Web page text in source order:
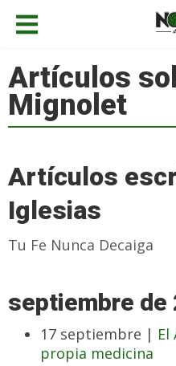
Artículos
Mignolet
Artículos
Iglesias
Tu Fe Nunca Decaiga
septiembre de
17 septiembre |
propia medicina